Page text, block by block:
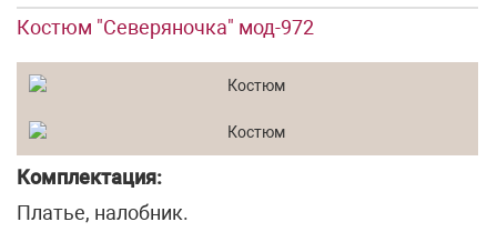
Костюм "Северяночка" мод-972
Комплектация:
Платье, налобник.